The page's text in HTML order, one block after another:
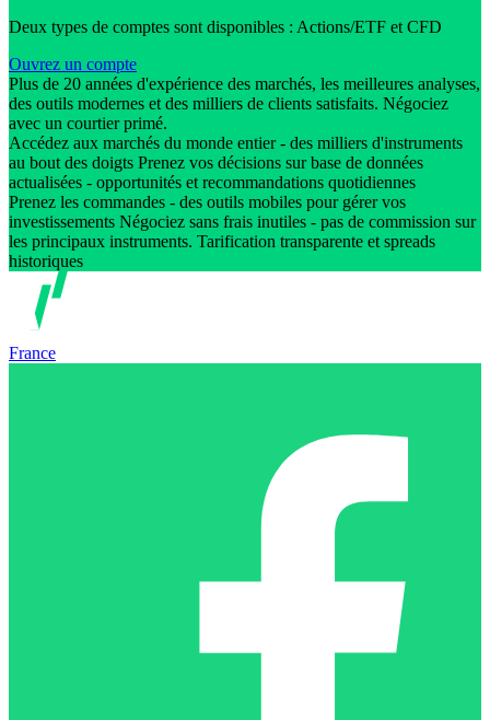
Deux types de comptes sont disponibles : Actions/ETF et CFD
Ouvrez un compte
Plus de 20 années d'expérience des marchés, les meilleures analyses,
des outils modernes et des milliers de clients satisfaits. Négociez
avec un courtier primé.
Accédez aux marchés du monde entier - des milliers d'instruments
au bout des doigts Prenez vos décisions sur base de données
actualisées - opportunités et recommandations quotidiennes
Prenez les commandes - des outils mobiles pour gérer vos
investissements Négociez sans frais inutiles - pas de commission sur
les principaux instruments. Tarification transparente et spreads
historiques
France